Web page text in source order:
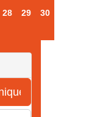
28 29
30